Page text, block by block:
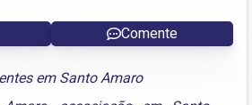
Comente
em Santo Amaro